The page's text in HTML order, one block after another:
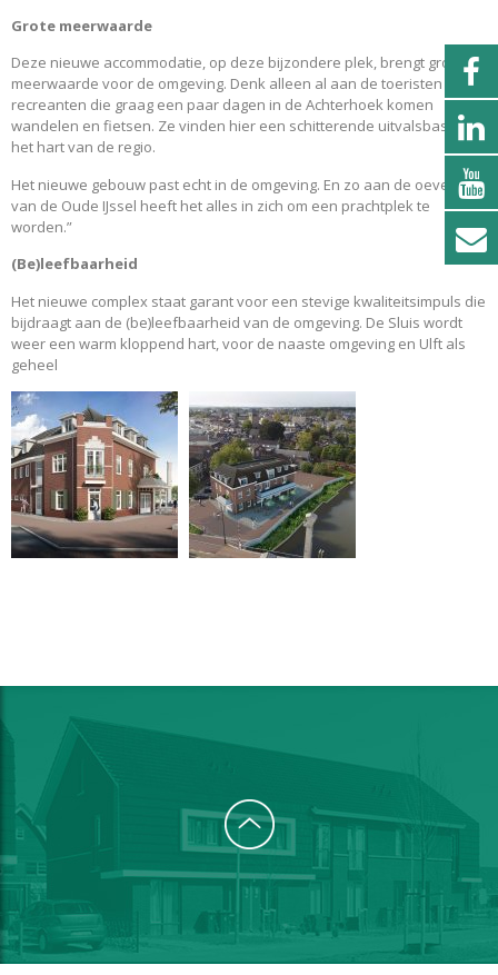
Grote meerwaarde
Deze nieuwe accommodatie, op deze bijzondere plek, brengt grote
meerwaarde voor de omgeving. Denk alleen al aan de toeristen en
recreanten die graag een paar dagen in de Achterhoek komen
wandelen en fietsen. Ze vinden hier een schitterende uitvalsbasis, in
het hart van de regio.
Het nieuwe gebouw past echt in de omgeving. En zo aan de oevers
van de Oude IJssel heeft het alles in zich om een prachtplek te
worden.”
(Be)leefbaarheid
Het nieuwe complex staat garant voor een stevige kwaliteitsimpuls die
bijdraagt aan de (be)leefbaarheid van de omgeving. De Sluis wordt
weer een warm kloppend hart, voor de naaste omgeving en Ulft als
geheel